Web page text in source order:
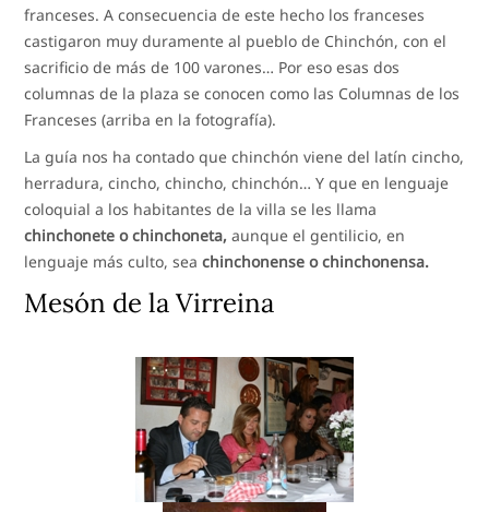
franceses. A consecuencia de este hecho los franceses
castigaron muy duramente al pueblo de Chinchón, con el
sacrificio de más de 100 varones… Por eso esas dos
columnas de la plaza se conocen como las Columnas de los
Franceses (arriba en la fotografía).
La guía nos ha contado que chinchón viene del latín cincho,
herradura, cincho, chincho, chinchón… Y que en lenguaje
coloquial a los habitantes de la villa se les llama
chinchonete o chinchoneta, aunque el gentilicio, en
lenguaje más culto, seachinchonense o chinchonensa.
Mesón de la Virreina